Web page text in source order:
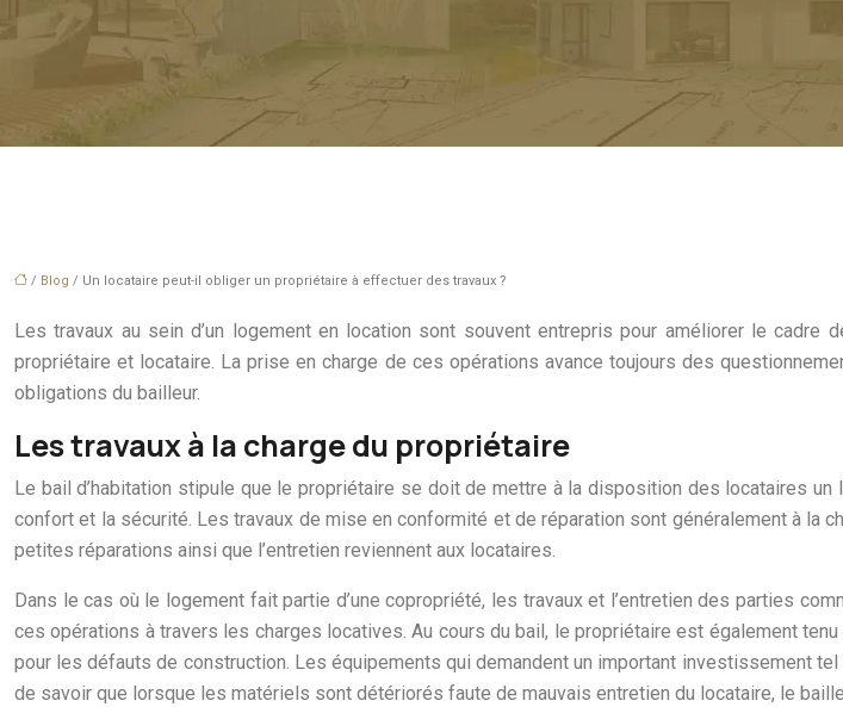
/ Blog / Un locataire peut-il obliger un propriétaire à effectuer des travaux ?
Les travaux au sein d’un logement en location sont souvent entrepris pour améliorer le
propriétaire et locataire. La prise en charge de ces opérations avance toujours des
obligations du bailleur.
Les travaux à la charge du propriétaire
Le bail d’habitation stipule que le propriétaire se doit de mettre à la disposition des locataires
confort et la sécurité. Les travaux de mise en conformité et de réparation sont généralement à la
petites réparations ainsi que l’entretien reviennent aux locataires.
Dans le cas où le logement fait partie d’une copropriété, les travaux et l’entretien des parties
ces opérations à travers les charges locatives. Au cours du bail, le propriétaire est également
pour les défauts de construction. Les équipements qui demandent un important investissement
de savoir que lorsque les matériels sont détériorés faute de mauvais entretien du locataire, le